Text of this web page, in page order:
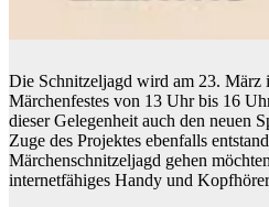
Die Schnitzeljagd wird am 23. März
Märchenfestes von 13 Uhr bis 16
dieser Gelegenheit auch den neuen
Zuge des Projektes ebenfalls
Märchenschnitzeljagd gehen
internetfähiges Handy und